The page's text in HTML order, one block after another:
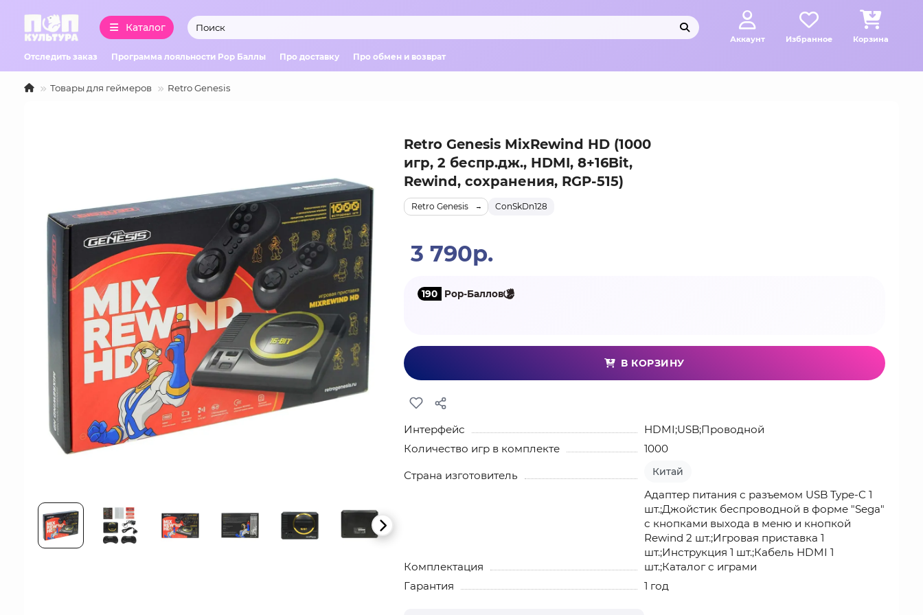
Каталог
Аккаунт Избранное Корзина
Отследить заказ Программа лояльности Pop Баллы Про доставку Про обмен и возврат
Товары для геймеров Retro Genesis
Retro Genesis MixRewind HD (1000
игр, 2 беспр.дж., HDMI, 8+16Bit,
Rewind, сохранения, RGP-515)
ConSkDn128
Retro Genesis
3 790р.
190 Pop-Баллов
В КОРЗИНУ
Интерфейс
HDMI;USB;Проводной
Количество игр в комплекте
1000
Страна изготовитель Китай
Комплектация
Адаптер питания с разъемом USB Type-C 1
шт.;Джойстик беспроводной в форме "Sega"
с кнопками выхода в меню и кнопкой
Rewind 2 шт.;Игровая приставка 1
шт.;Инструкция 1 шт.;Кабель HDMI 1
шт.;Каталог с играми
Гарантия
1 год